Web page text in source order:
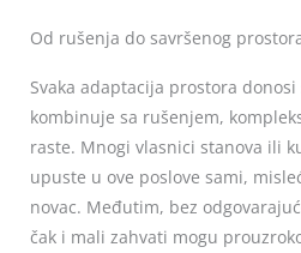
Od rušenja do savršenog
Svaka adaptacija prostora donosi
kombinuje sa rušenjem,
raste. Mnogi vlasnici stanova ili
upuste u ove poslove sami,
novac. Međutim, bez
čak i mali zahvati mogu